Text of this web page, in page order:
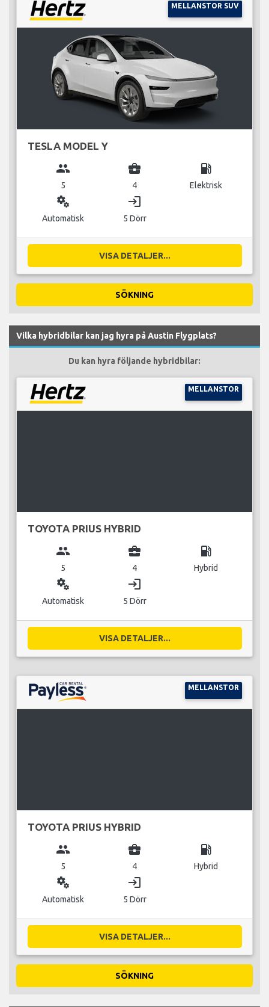
MELLANSTOR SUV
TESLA MODEL Y
group
5
business_center
4
local_gas_station
Elektrisk
miscellaneous_services
Automatisk
login
5 Dörr
VISA DETALJER...
SÖKNING
Vilka hybridbilar kan jag hyra på Austin Flygplats?
Du kan hyra följande hybridbilar:
MELLANSTOR
TOYOTA PRIUS HYBRID
group
5
business_center
4
local_gas_station
Hybrid
miscellaneous_services
Automatisk
login
5 Dörr
VISA DETALJER...
MELLANSTOR
TOYOTA PRIUS HYBRID
group
5
business_center
4
local_gas_station
Hybrid
miscellaneous_services
Automatisk
login
5 Dörr
VISA DETALJER...
SÖKNING